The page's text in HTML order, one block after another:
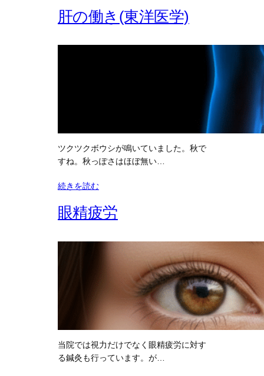
肝の働き(東洋医学)
ツクツクボウシが鳴いていました。秋で
すね。秋っぽさはほぼ無い…
続きを読む
眼精疲労
当院では視力だけでなく眼精疲労に対す
る鍼灸も行っています。が…